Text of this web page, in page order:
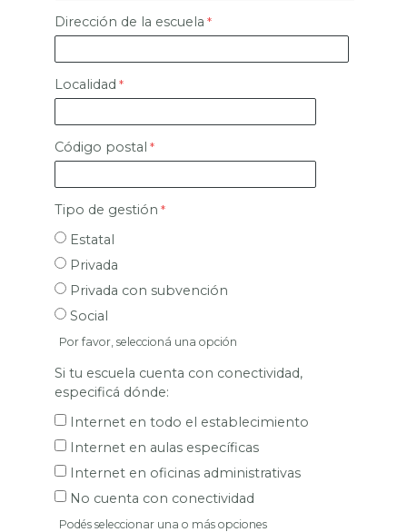
Dirección de la escuela
Localidad
Código postal
Tipo de gestión
Estatal
Privada
Privada con subvención
Social
Por favor, seleccioná una opción
Si tu escuela cuenta con conectividad,
especificá dónde:
Internet en todo el establecimiento
Internet en aulas específicas
Internet en oficinas administrativas
No cuenta con conectividad
Podés seleccionar una o más opciones